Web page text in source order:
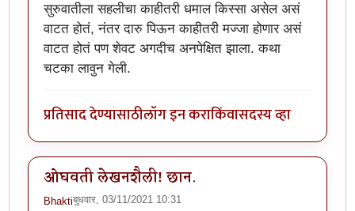
सुरुवातीला सहलीचा काहीतरी धमाल किस्सा असेल असं
वाटत होतं, नंतर दारु पिऊन काहीतरी मज्जा होणार असं
वाटत होतं पण शेवट अगदीच अनपेक्षित झाला. कथा
चटका लावुन गेली.
प्रतिसाद देण्यासाठीलॉग इन कराकिंवासदस्य व्हा
ओघवती लेखनशैली! छान.
Bhaktiबुधवार, 03/11/2021 10:31